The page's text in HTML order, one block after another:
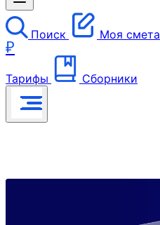
Поиск Моя смета
₽
Тарифы Сборники